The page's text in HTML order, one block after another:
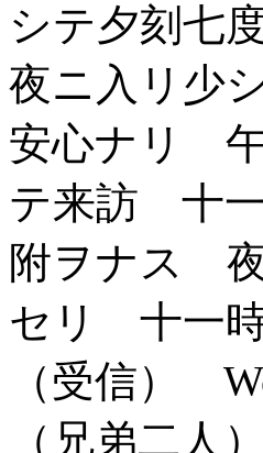
シテ夕刻七
夜ニ入リ少
安心ナリ
テ来訪 十
附ヲナス
セリ 十一
（受信）
（兄弟二人